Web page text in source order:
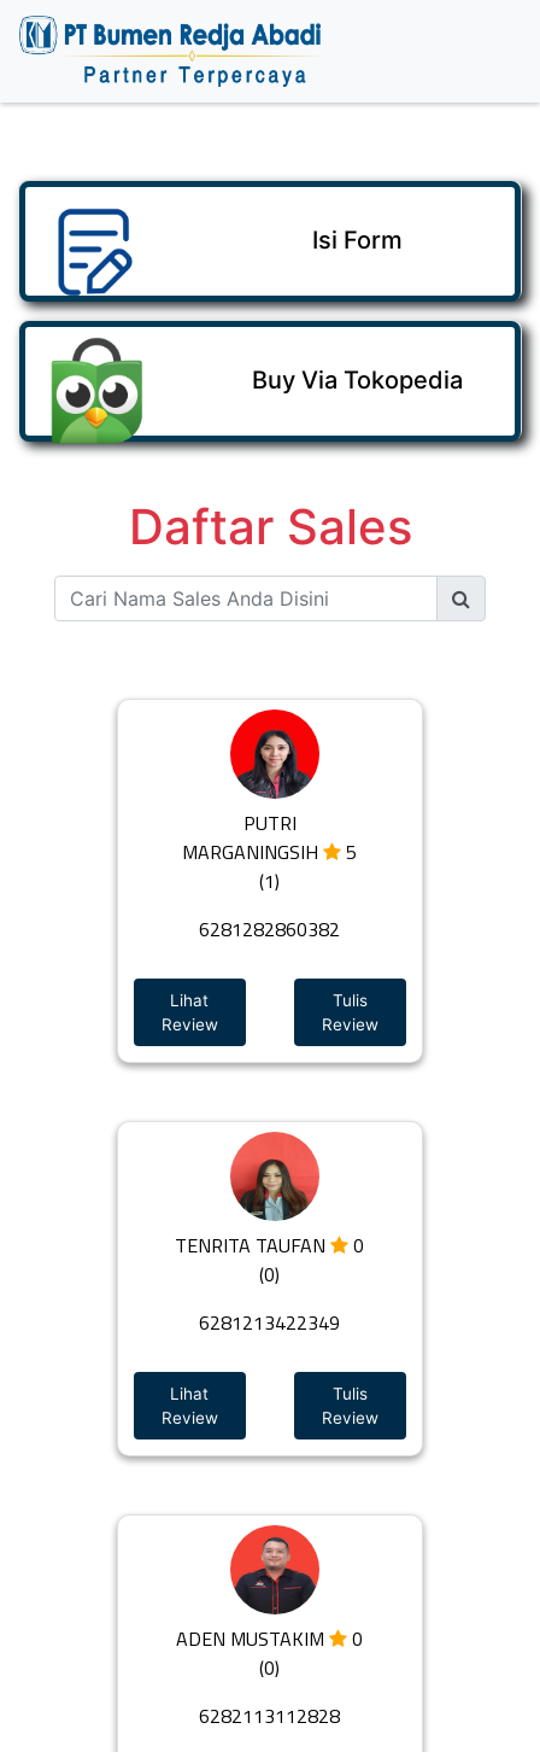
Isi Form
Buy Via Tokopedia
Daftar Sales
PUTRI
MARGANINGSIH
5
(1)
6281282860382
Lihat
Review
Tulis
Review
TENRITA TAUFAN
0
(0)
6281213422349
Lihat
Review
Tulis
Review
ADEN MUSTAKIM
0
(0)
6282113112828